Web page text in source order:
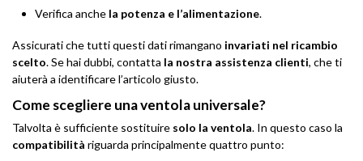
Verifica anche la potenza e l’alimentazione.
Assicurati che tutti questi dati rimangano invariati nel ricambio
scelto. Se hai dubbi, contatta la nostra assistenza clienti, che ti
aiuterà a identificare l’articolo giusto.
Come scegliere una ventola universale?
Talvolta è sufficiente sostituire solo la ventola. In questo caso la
compatibilità riguarda principalmente quattro punto: